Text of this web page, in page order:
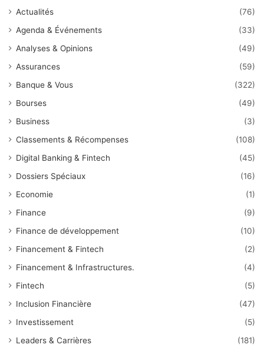
Actualités
(76)
Agenda & Événements
(33)
Analyses & Opinions
(49)
Assurances
(59)
Banque & Vous
(322)
Bourses
(49)
Business
(3)
Classements & Récompenses
(108)
Digital Banking & Fintech
(45)
Dossiers Spéciaux
(16)
Economie
(1)
Finance
(9)
Finance de développement
(10)
Financement & Fintech
(2)
Financement & Infrastructures.
(4)
Fintech
(5)
Inclusion Financière
(47)
Investissement
(5)
Leaders & Carrières
(181)